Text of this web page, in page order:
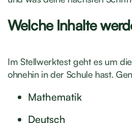
Welche Inhalte
Im Stellwerktest geht es um
ohnehin in der Schule hast.
Mathematik
Deutsch